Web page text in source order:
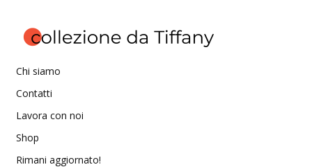
Chi siamo
Contatti
Lavora con noi
Shop
Rimani aggiornato!